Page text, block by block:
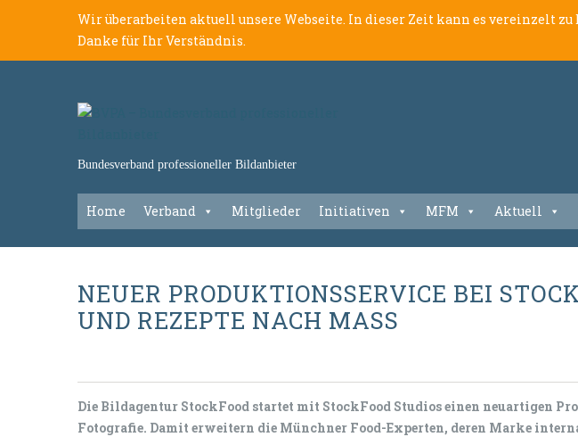
Wir überarbeiten aktuell unsere Webseite. In dieser Zeit kann es vereinzelt
Danke für Ihr Verständnis.
Bundesverband professioneller Bildanbieter
Home Verband Mitglieder Initiativen MFM Aktuell
NEUER PRODUKTIONSSERVICE BEI
UND REZEPTE NACH MASS
Die Bildagentur StockFood startet mit StockFood Studios einen neuartigen
Fotografie. Damit erweitern die Münchner Food-Experten, deren Marke